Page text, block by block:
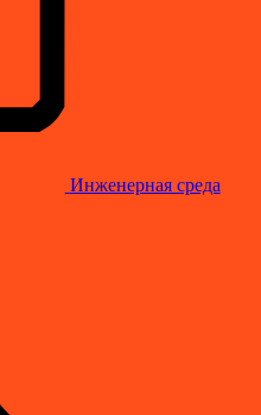
Инженерная среда